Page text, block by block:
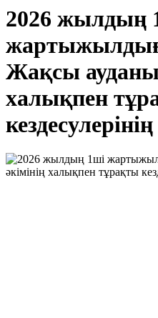
2026 жылдың
Жақсы ауданы
халықпен